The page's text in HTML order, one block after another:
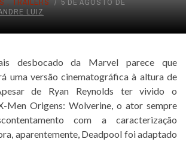
, TRAILERS
5 DE AGOSTO DE
LUIZ
desbocado da Marvel parece que
uma versão cinematográfica à altura de
de Ryan Reynolds ter vivido o
Men Origens: Wolverine, o ator sempre
com a caracterização
aparentemente, Deadpool foi adaptado